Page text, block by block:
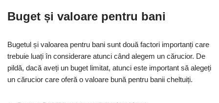
Buget și valoare pentru bani
Bugetul și valoarea pentru bani sunt două factori importanți care
trebuie luați în considerare atunci când alegem un cărucior. De
pildă, dacă aveți un buget limitat, atunci este important să alegeți
un cărucior care oferă o valoare bună pentru banii cheltuiți.